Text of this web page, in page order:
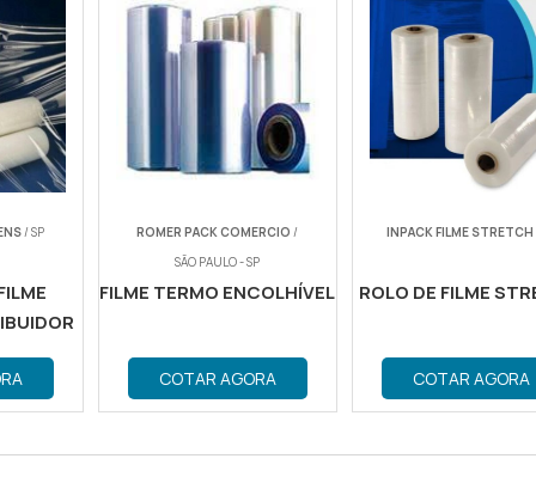
/ SP ROMER PACK COMERCIO /
SÃO PAULO - SP
FILME TERMO ENCOLHÍVEL
COTAR AGORA
INPACK FILME STRETCH
ROLO DE FILME
COTAR AGORA